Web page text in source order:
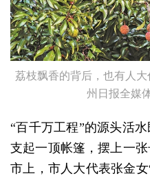
荔枝飘香的背后，也有人
州日报全媒
“百千万工程”的源头活
支起一顶帐篷，摆上一
市上，市人大代表张金